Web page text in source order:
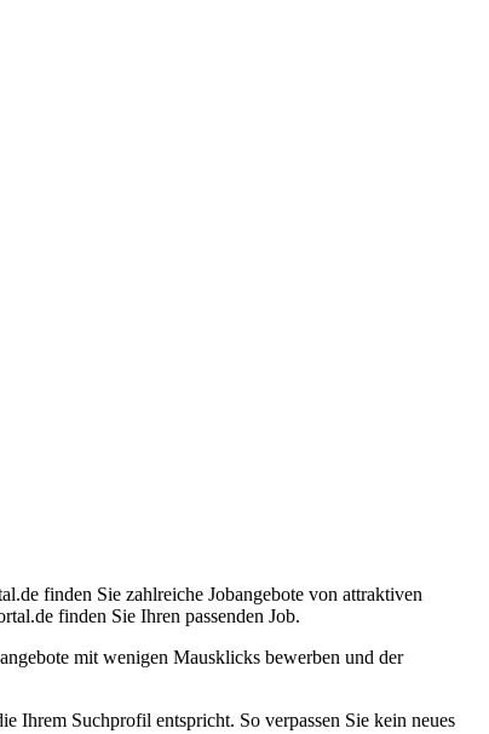
finden Sie zahlreiche Jobangebote von attraktiven
finden Sie Ihren passenden Job.
mit wenigen Mausklicks bewerben und der
Ihrem Suchprofil entspricht. So verpassen Sie kein neues